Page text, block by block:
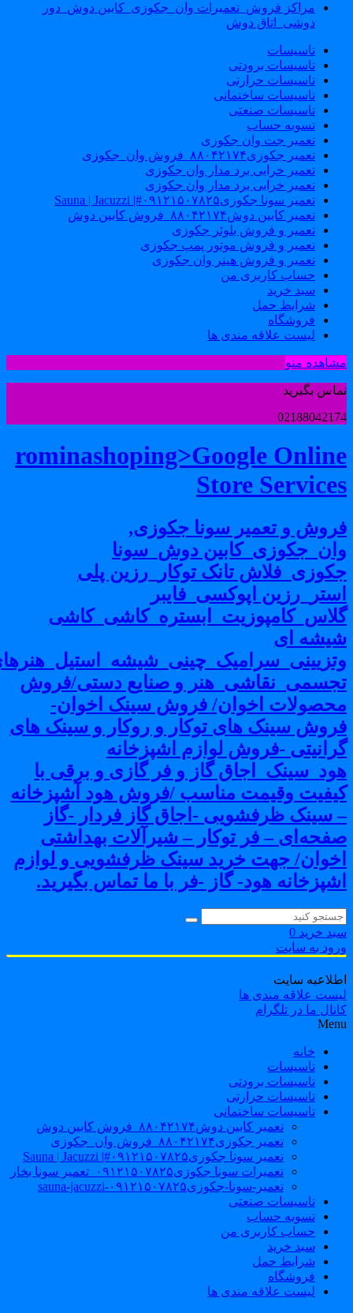
مراکز فروش_تعمیرات وان_جکوزی_کابین دوش_دور
دوشی_اتاق دوش
تاسیسات
تاسیسات برودتی
تاسیسات حرارتی
تاسیسات ساختمانی
تاسیسات صنعتی
تسویه حساب
تعمیر جت وان جکوزی
تعمیر جکوزی۸۸۰۴۲۱۷۴_فروش وان_جکوزی
تعمیر خرابی برد مدار وان جکوزی
تعمیر خرابی برد مدار وان جکوزی
تعمیر سونا جکوزی۰۹۱۲۱۵۰۷۸۲۵#| Sauna | Jacuzzi
تعمیر کابین دوش۸۸۰۴۲۱۷۴_فروش کابین دوش
تعمیر و فروش بلوئر جکوزی
تعمیر و فروش موتور پمپ جکوزی
تعمیر و فروش هیتر وان جکوزی
حساب کاربری من
سبد خرید
شرایط حمل
فروشگاه
لیست علاقه مندی ها
منو
بگیرید
rominashoping>Google
Store
و تعمیر سونا جکوزی,
دوش_سونا
تانک توکار_رزین پلی
اپوکسی_فایبر
ای
و صنایع دستی/فروش
اخوان/ فروش سینک اخوان-
سینک های توکار و روکار و سینک های
-فروش لوازم اشپزخانه
گاز و فر گازی و برقی با
وقیمت مناسب /فروش هود آشپزخانه
سینک ظرفشویی -اجاق گاز فردار -گاز
– فر توکار – شیرآلات بهداشتی
جهت خرید سینک ظرفشویی و لوازم
هود- گاز -فر با ما تماس بگیرید.
خرید 0
به سایت
سایت
علاقه مندی ها
ما در تلگرام
خانه
تاسیسات
تاسیسات برودتی
تاسیسات حرارتی
تاسیسات ساختمانی
تعمیر کابین دوش۸۸۰۴۲۱۷۴_فروش کابین دوش
تعمیر جکوزی۸۸۰۴۲۱۷۴_فروش وان_جکوزی
تعمیر سونا جکوزی۰۹۱۲۱۵۰۷۸۲۵#| Sauna | Jacuzzi
تعمیرات سونا جکوزی۰۹۱۲۱۵۰۷۸۲۵_تعمیر سونا بخار
تعمیر-سونا-جکوزی۰۹۱۲۱۵۰۷۸۲۵-sauna-jacuzzi
تاسیسات صنعتی
تسویه حساب
حساب کاربری من
سبد خرید
شرایط حمل
فروشگاه
لیست علاقه مندی ها